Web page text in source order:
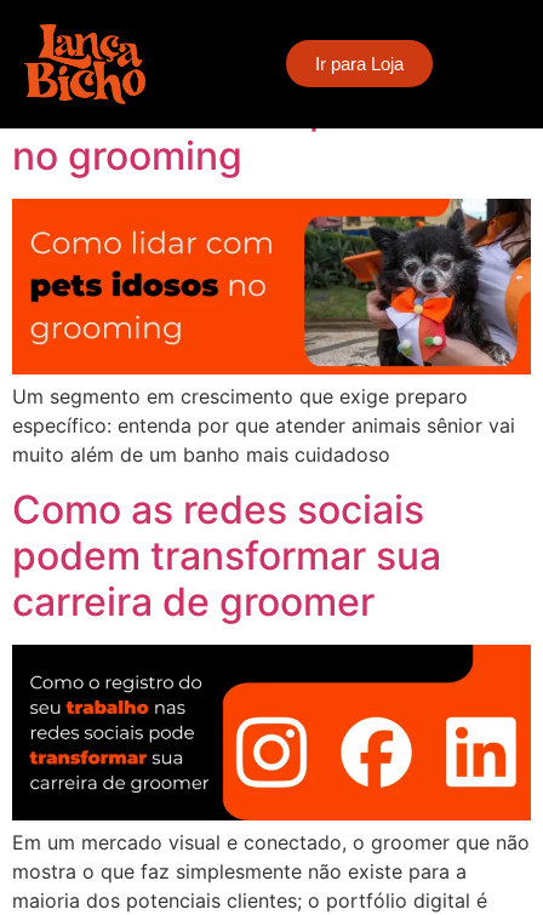
Ir para Loja
Category: Geral
Como lidar com pets idosos
no grooming
Um segmento em crescimento que exige preparo
específico: entenda por que atender animais sênior vai
muito além de um banho mais cuidadoso
Como as redes sociais
podem transformar sua
carreira de groomer
Em um mercado visual e conectado, o groomer que não
mostra o que faz simplesmente não existe para a
maioria dos potenciais clientes; o portfólio digital é